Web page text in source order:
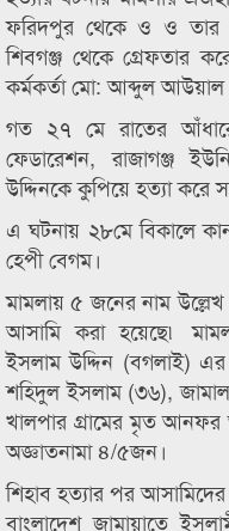
ফরিদপুর থেকে ও ও তার
শিবগঞ্জ থেকে গ্রেফতার
কর্মকর্তা মো: আব্দুল আউয়াল
গত ২৭ মে রাতের
ফেডারেশন, রাজাগঞ্জ
উদ্দিনকে কুপিয়ে হত্যা করে
এ ঘটনায় ২৮মে বিকালে
হেপী বেগম।
মামলায় ৫ জনের নাম
আসামি করা হয়েছে৷
ইসলাম উদ্দিন (বগলাই)
শহিদুল ইসলাম (৩৬),
খালপার গ্রামের মৃত
অজ্ঞাতনামা ৪/৫জন।
শিহাব হত্যার পর
বাংলাদেশ জামায়াতে